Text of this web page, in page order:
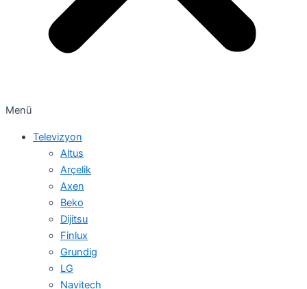
Menü
Televizyon
Altus
Arçelik
Axen
Beko
Dijitsu
Finlux
Grundig
LG
Navitech